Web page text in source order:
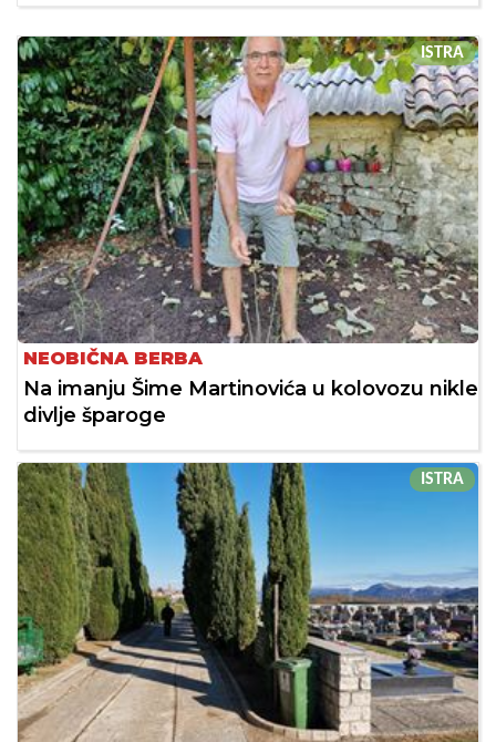
ISTRA
NEOBIČNA BERBA
Na imanju Šime Martinovića u kolovozu nikle
divlje šparoge
ISTRA